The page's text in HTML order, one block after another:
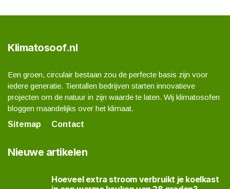
Klimatosoof.nl
Een groen, circulair bestaan zou de perfecte basis zijn voor
iedere generatie. Tientallen bedrijven starten innovatieve
projecten om de natuur in zijn waarde te laten. Wij klimatosofen
bloggen maandelijks over het klimaat.
Sitemap
Contact
Nieuwe artikelen
Hoeveel extra stroom verbruikt je koelkast